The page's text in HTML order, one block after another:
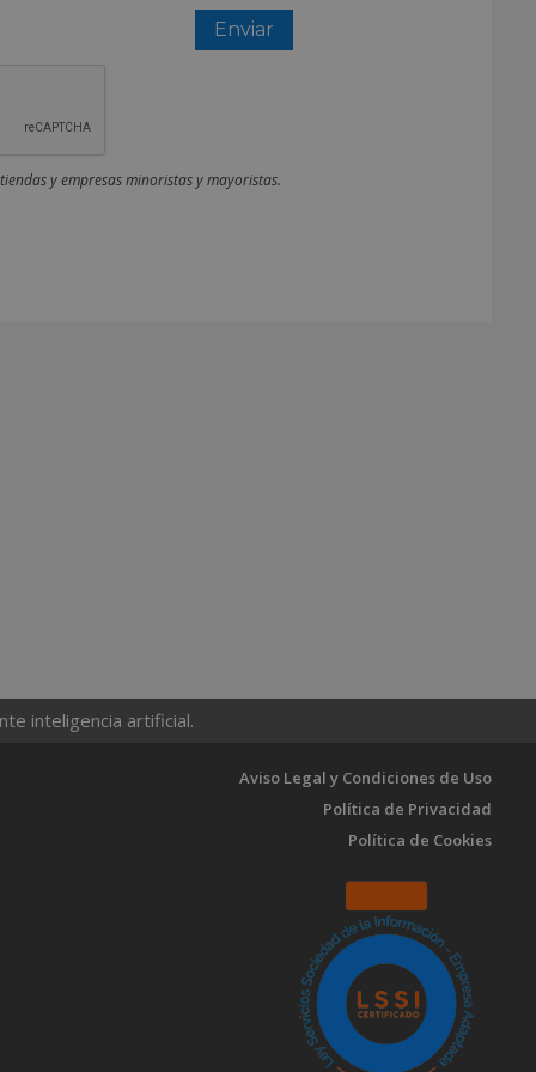
y empresas minoristas y mayoristas.
inteligencia artificial.
Aviso Legal y Condiciones de Uso
Política de Privacidad
Política de Cookies